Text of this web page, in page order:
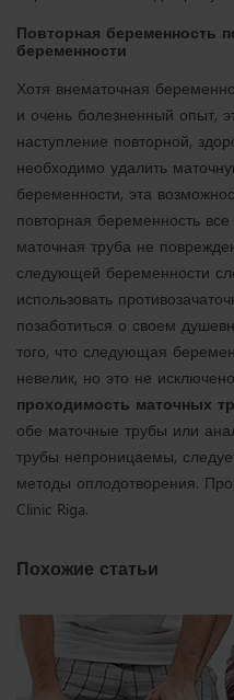
Повторная беременность
беременности
Хотя внематочная
и очень болезненный опыт,
наступление повторной,
необходимо удалить
беременности, эта
повторная беременность
маточная труба не
следующей беременности
использовать
позаботиться о своем
того, что следующая
невелик, но это не
проходимость маточных
обе маточные трубы или
трубы непроницаемы,
методы оплодотворения.
Clinic Riga.
Похожие статьи